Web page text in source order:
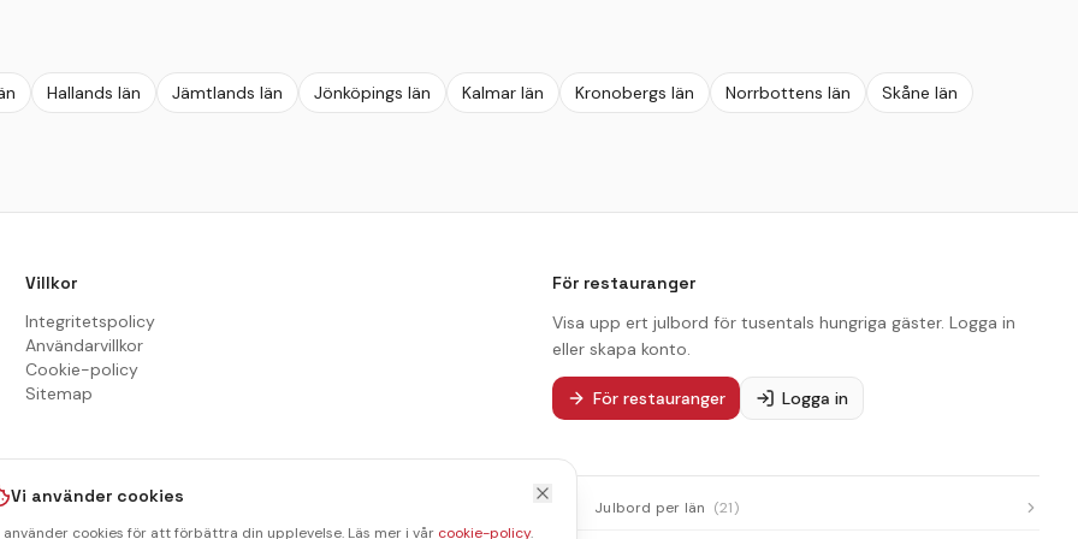
Hallands län Jämtlands län Jönköpings län Kalmar län Kronobergs län Norrbottens län
Skåne län
Villkor
Integritetspolicy
Användarvillkor
Cookie-policy
Sitemap
För restauranger
Visa upp ert julbord för tusentals hungriga gäster. Logga in
eller skapa konto.
För restauranger Logga in
Julbord per län (21)
Vi använder cookies
använder cookies för att förbättra din upplevelse. Läs mer i vår cookie-policy.